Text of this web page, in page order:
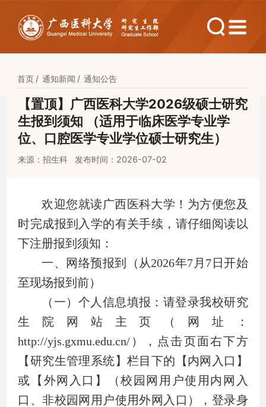
首页 通知新闻 通知公告
【置顶】广西医科大学2026级硕士研究
生报到须知 （适用于临床医学专业学
位、口腔医学专业学位硕士研究生）
来源：招生科 发布时间：2026-07-02
欢迎您就读广西医科大学！为方便您及
时完成报到入学的有关手续，请仔细阅读以
下注册报到须知：
一、网络预报到（从2026年7 月 7日开始
至现场报到前）
（一）个人信息填报：请登录我校研究
生院网站主页（网址：
http://yjs.gxmu.edu.cn/ ），点击页面右下方
【研究生管理系统】栏目下的【内网入口】
或【外网入口】（校园网用户使用内网入
口、非校园网用户使用外网入口），登录身